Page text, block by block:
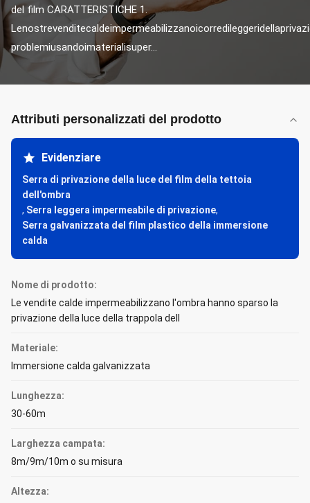
del film CARATTERISTICHE 1.
problemiusandoimaterialisuper...
Attributi personalizzati del prodotto
Evidenziare
Serra di privazione della luce del film della tettoia
dell'ombra
, Serra leggera impermeabile di privazione,
Serra galvanizzata del film plastico della immersione
calda
Nome di prodotto:
Le vendite calde impermeabilizzano l'ombra hanno sparso la
privazione della luce della trappola dell
Materiale:
Immersione calda galvanizzata
Lunghezza:
30-60m
Larghezza campata:
8m/9m/10m o su misura
Altezza: